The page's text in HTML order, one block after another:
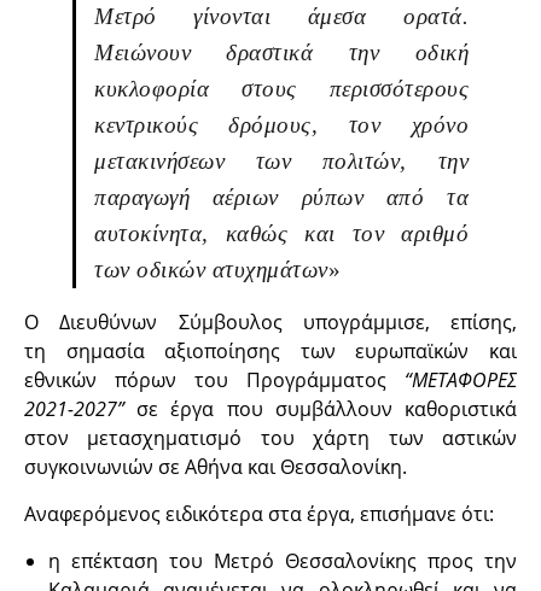
Μετρό γίνονται άμεσα ορατά.
Μειώνουν δραστικά την οδική
κυκλοφορία στους περισσότερους
κεντρικούς δρόμους, τον χρόνο
μετακινήσεων των πολιτών, την
παραγωγή αέριων ρύπων από τα
αυτοκίνητα, καθώς και τον αριθμό
των οδικών ατυχημάτων»
Ο Διευθύνων Σύμβουλος υπογράμμισε, επίσης,
τη σημασία αξιοποίησης των ευρωπαϊκών και
εθνικών πόρων του Προγράμματος “ΜΕΤΑΦΟΡΕΣ
2021-2027”σε έργα που συμβάλλουν καθοριστικά
στον μετασχηματισμό του χάρτη των αστικών
συγκοινωνιών σε Αθήνα και Θεσσαλονίκη.
Αναφερόμενος ειδικότερα στα έργα, επισήμανε ότι:
η επέκταση του Μετρό Θεσσαλονίκης προς την